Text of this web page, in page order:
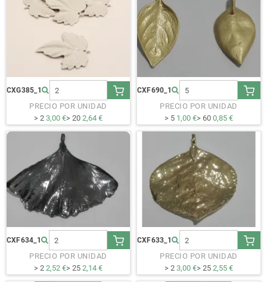
CXG385_1
PRECIO POR UNIDAD
> 2 3,00 €> 20 2,64 €
CXF690_1
PRECIO POR UNIDAD
> 5 1,00 €> 60 0,85 €
CXF634_1
PRECIO POR UNIDAD
> 2 2,52 €> 25 2,14 €
CXF633_1
PRECIO POR UNIDAD
> 2 3,00 €> 25 2,55 €